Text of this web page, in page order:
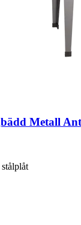
Metall